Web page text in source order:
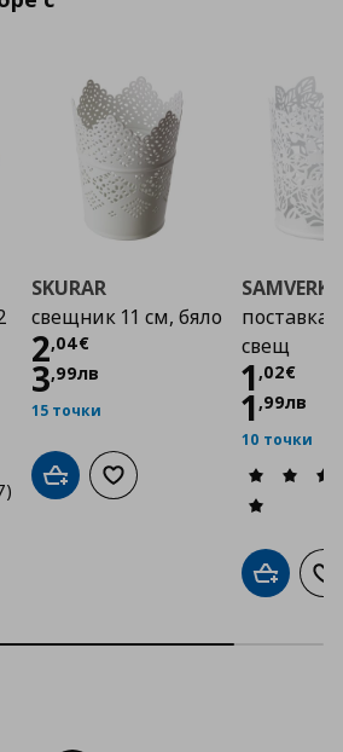
с любими
SKURAR
свещник 11 см, бяло
2,04€
Цена
3,99лв
15 точки
Добави в кошницата
Добави към списъка с
SAMVERKA
поставка
свещ
1 ,02€
Цена
1 ,99лв
10 точки
Добави